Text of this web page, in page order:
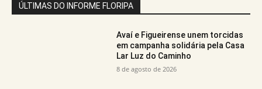
ÚLTIMAS DO INFORME FLORIPA
Avaí e Figueirense unem torcidas
em campanha solidária pela Casa
Lar Luz do Caminho
8 de agosto de 2026